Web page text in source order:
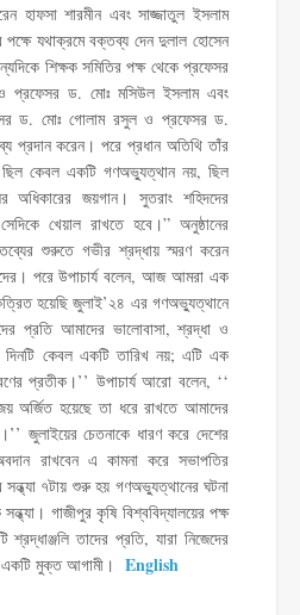
হাফসা শারমীন এবং সাজ্জাতুল ইসলাম
পক্ষে যথাক্রমে বক্তব্য দেন দুলাল হোসেন
শিক্ষক সমিতির পক্ষ থেকে প্রফেসর
ড. মোঃ মসিউল ইসলাম এবং
ড. মোঃ গোলাম রসুল ও প্রফেসর ড.
প্রদান করেন। পরে প্রধান অতিথি তাঁর
কেবল একটি গণঅভ্যুত্থান নয়, ছিল
অধিকারের জয়গান। সুতরাং শহিদদের
খেয়াল রাখতে হবে।” অনুষ্ঠানের
শুরুতে গভীর শ্রদ্ধায় স্মরণ করেন
পরে উপাচার্য বলেন, আজ আমরা এক
হয়েছি জুলাই’২৪ এর গণঅভ্যুত্থানে
প্রতি আমাদের ভালোবাসা, শ্রদ্ধা ও
কেবল একটি তারিখ নয়; এটি এক
প্রতীক।’’ উপাচার্য আরো বলেন, ‘‘
অর্জিত হয়েছে তা ধরে রাখতে আমাদের
জুলাইয়ের চেতনাকে ধারণ করে দেশের
রাখবেন এ কামনা করে সভাপতির
৭টায় শুরু হয় গণঅভ্যুত্থানের ঘটনা
গাজীপুর কৃষি বিশ্ববিদ্যালয়ের পক্ষ
তাদের প্রতি, যারা নিজেদের
একটি মুক্ত আগামী।
English